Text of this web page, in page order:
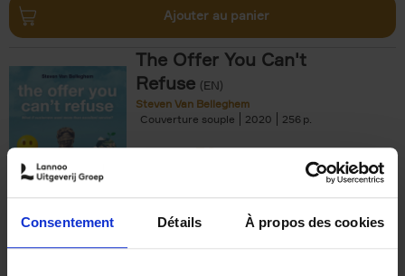
Consentement Détails À propos des cookies
Ajouter au panier
The Offer You Can't
Refuse (EN)
Steven Van Belleghem
Couverture souple
2020 256
€37,50